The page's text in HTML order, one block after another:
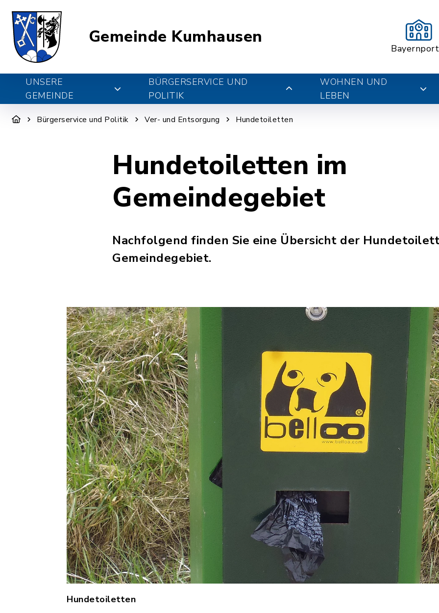
Gemeinde Kumhausen
UNSERE
GEMEINDE
BÜRGERSERVICE UND
POLITIK
WOHNEN UND
LEBEN
Bürgerservice und Politik Ver- und Entsorgung Hundetoiletten
Hundetoiletten im
Gemeindegebiet
Nachfolgend finden Sie eine Übersicht der
Gemeindegebiet.
Hundetoiletten